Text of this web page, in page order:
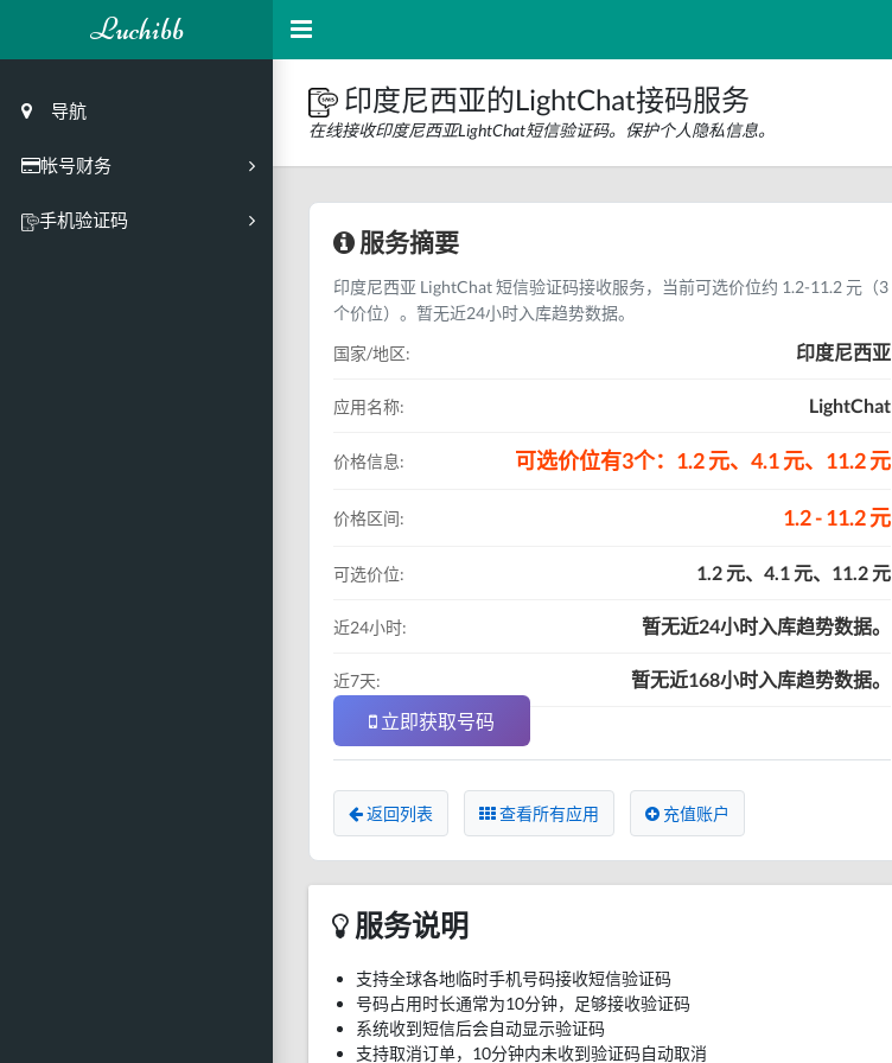
Luchibb
导航
帐号财务
充值
手机验证码
印度尼西亚的LightChat接码服务
在线接收印度尼西亚LightChat短信验证码。保护个人隐私信息。
服务摘要
印度尼西亚 LightChat 短信验证码接收服务，当前可选价位约 1.2-11.2 元（3
个价位）。暂无近24小时入库趋势数据。
国家/地区:
印度尼西亚
应用名称: LightChat
价格信息: 可选价位有3个：1.2 元、4.1 元、11.2 元
价格区间: 1.2 - 11.2 元
可选价位: 1.2 元、4.1 元、11.2 元
近24小时: 暂无近24小时入库趋势数据。
近7天:
暂无近168小时入库趋势数据。
立即获取号码
返回列表 查看所有应用 充值账户
服务说明
支持全球各地临时手机号码接收短信验证码
号码占用时长通常为10分钟，足够接收验证码
系统收到短信后会自动显示验证码
支持取消订单，10分钟内未收到验证码自动取消